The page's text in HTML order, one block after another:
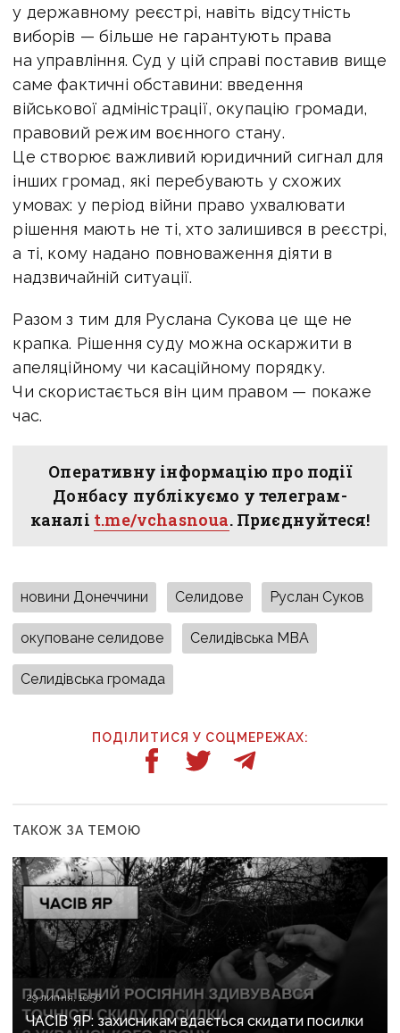
у державному реєстрі, навіть відсутність
виборів — більше не гарантують права
на управління. Суд у цій справі поставив вище
саме фактичні обставини: введення
військової адміністрації, окупацію громади,
правовий режим воєнного стану.
Це створює важливий юридичний сигнал для
інших громад, які перебувають у схожих
умовах: у період війни право ухвалювати
рішення мають не ті, хто залишився в реєстрі,
а ті, кому надано повноваження діяти в
надзвичайній ситуації.
Разом з тим для Руслана Сукова це ще не
крапка. Рішення суду можна оскаржити в
апеляційному чи касаційному порядку.
Чи скористається він цим правом — покаже
час.
Оперативну інформацію про події
Донбасу публікуємо у телеграм-
каналі t.me/vchasnoua. Приєднуйтеся!
новини Донеччини Селидове Руслан Суков
окуповане селидове Селидівська МВА
Селидівська громада
ПОДІЛИТИСЯ У СОЦМЕРЕЖАХ:
ТАКОЖ ЗА ТЕМОЮ
29 липня, 10:56
ЧАСІВ ЯР: захисникам вдається скидати посилки